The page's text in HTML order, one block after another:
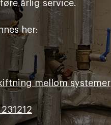
årlig service.
her:
mellom systemer